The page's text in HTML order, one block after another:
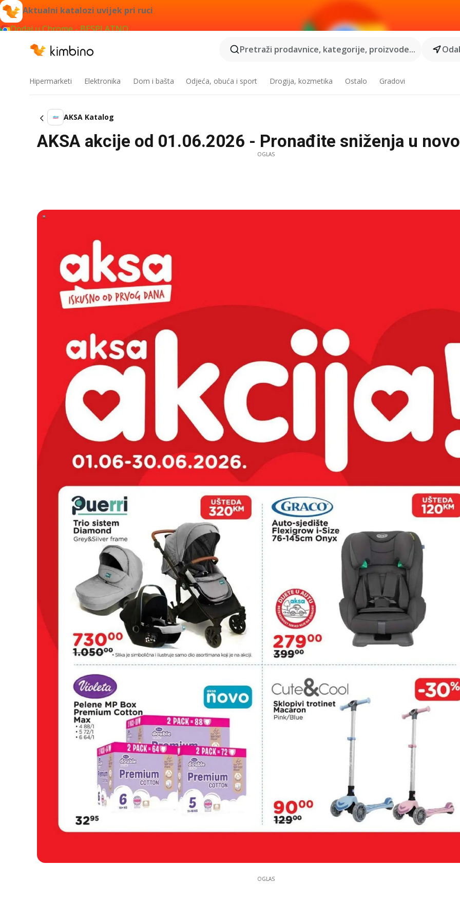
Aktualni katalozi uvijek pri ruci
Dodaj u Chrome - BESPLATNO
Pretraži prodavnice, kategorije, proizvode...
Hipermarketi Elektronika Dom i bašta Odjeća, obuća i sport Drogija, kozmetika Ostalo Gradovi
AKSA Katalog
AKSA akcije od 01.06.2026 - Pronađite sniženja u
OGLAS
OGLAS